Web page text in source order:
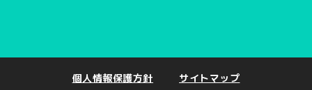
個人情報保護方針 サイトマップ